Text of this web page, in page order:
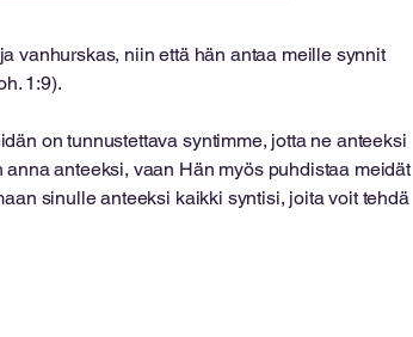
vanhurskas, niin että hän antaa meille synnit
1:9).
on tunnustettava syntimme, jotta ne anteeksi
anteeksi, vaan Hän myös puhdistaa meidät
sinulle anteeksi kaikki syntisi, joita voit tehdä